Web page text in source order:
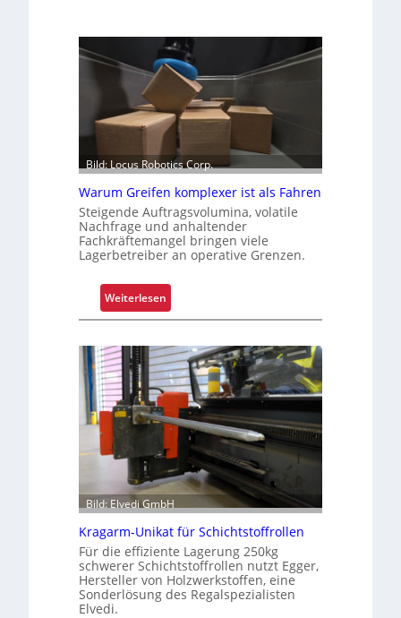
Bild: Locus Robotics Corp.
Warum Greifen komplexer ist als Fahren
Steigende Auftragsvolumina, volatile
Nachfrage und anhaltender
Fachkräftemangel bringen viele
Lagerbetreiber an operative Grenzen.
Weiterlesen
W
r
u
m
r
e
i
f
e
k
o
m
p
Bild: Elvedi GmbH
Kragarm-Unikat für Schichtstoffrollen
Für die effiziente Lagerung 250kg
schwerer Schichtstoffrollen nutzt Egger,
Hersteller von Holzwerkstoffen, eine
Sonderlösung des Regalspezialisten
Elvedi.